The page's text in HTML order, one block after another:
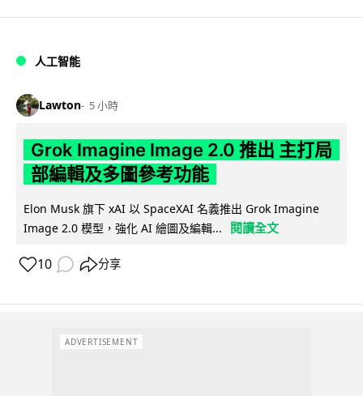
人工智能
Lawton 5 小時
Grok Imagine Image 2.0 推出 主打局
部編輯及多圖參考功能
Elon Musk 旗下 xAI 以 SpaceXAI 名義推出 Grok Imagine
Image 2.0 模型，強化 AI 繪圖及編輯...
閱讀全文
10 分享
ADVERTISEMENT